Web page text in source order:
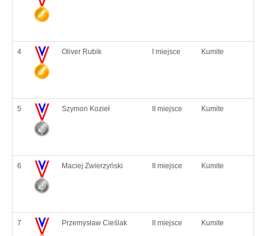
4 Oliver Rubik I miejsce Kumite
5 Szymon Kozieł II miejsce Kumite
6 Maciej Zwierzyński II miejsce Kumite
7 Przemysław Cieślak II miejsce Kumite